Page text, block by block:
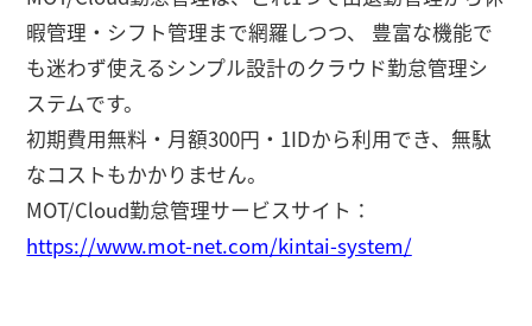
暇管理・シフト管理まで網羅しつつ、 豊富な機能で
も迷わず使えるシンプル設計のクラウド勤怠管理シ
ステムです。
初期費用無料・月額300円・1IDから利用でき、無駄
なコストもかかりません。
MOT/Cloud勤怠管理サービスサイト：
https://www.mot-net.com/kintai-system/